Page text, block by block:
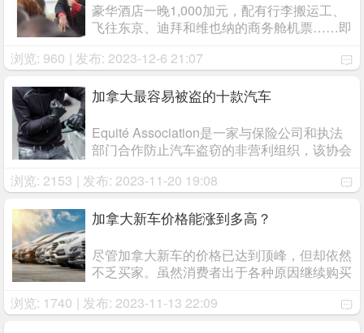
豪华酒店一晚1,000加元，配有行李搬运工、
飞往东京、迪拜和维也纳的商务舱机票……即
Velshi被揭在2022年1月至2023年7月的19个
...
浏览: 960 | 发布: 2023-12-6 21:07
加拿大最容易被盗的十款汽车
Equité Association是一家与保险公司和执法
部门合作防止汽车盗窃的非营利组织，该协会
最常被盗车辆的名单。此外，它还首次发布了
浏览: 2153 | 发布: 2023-11-20 19:08
加拿大新车价格能涨到多高？
尽管加拿大新车的价格已达到顶峰，但却依然
不乏买家。虽然消费者出于各种原因继续购买
目前看起来是越来越接近极限。 ...
浏览: 1740 | 发布: 2023-11-13 22:09